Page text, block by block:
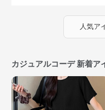
人気ア
カジュアルコーデ 新着ア